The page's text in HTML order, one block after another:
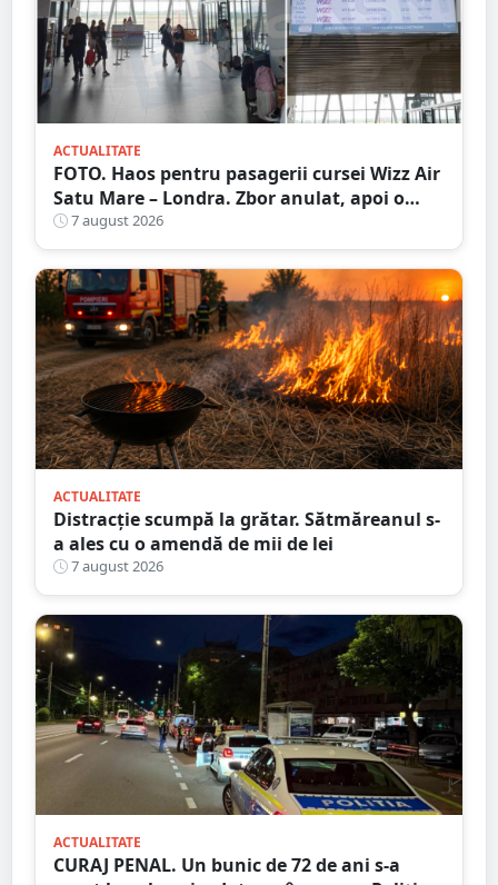
ACTUALITATE
FOTO. Haos pentru pasagerii cursei Wizz Air
Satu Mare – Londra. Zbor anulat, apoi o
nouă întârziere. Fără explicații clare
7 august 2026
ACTUALITATE
Distracție scumpă la grătar. Sătmăreanul s-
a ales cu o amendă de mii de lei
7 august 2026
ACTUALITATE
CURAJ PENAL. Un bunic de 72 de ani s-a